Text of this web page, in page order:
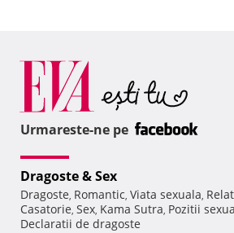
Urmareste-ne pe
Dragoste & Sex
Dragoste, Romantic, Viata sexuala,
Casatorie, Sex, Kama Sutra, Pozitii
Declaratii de dragoste